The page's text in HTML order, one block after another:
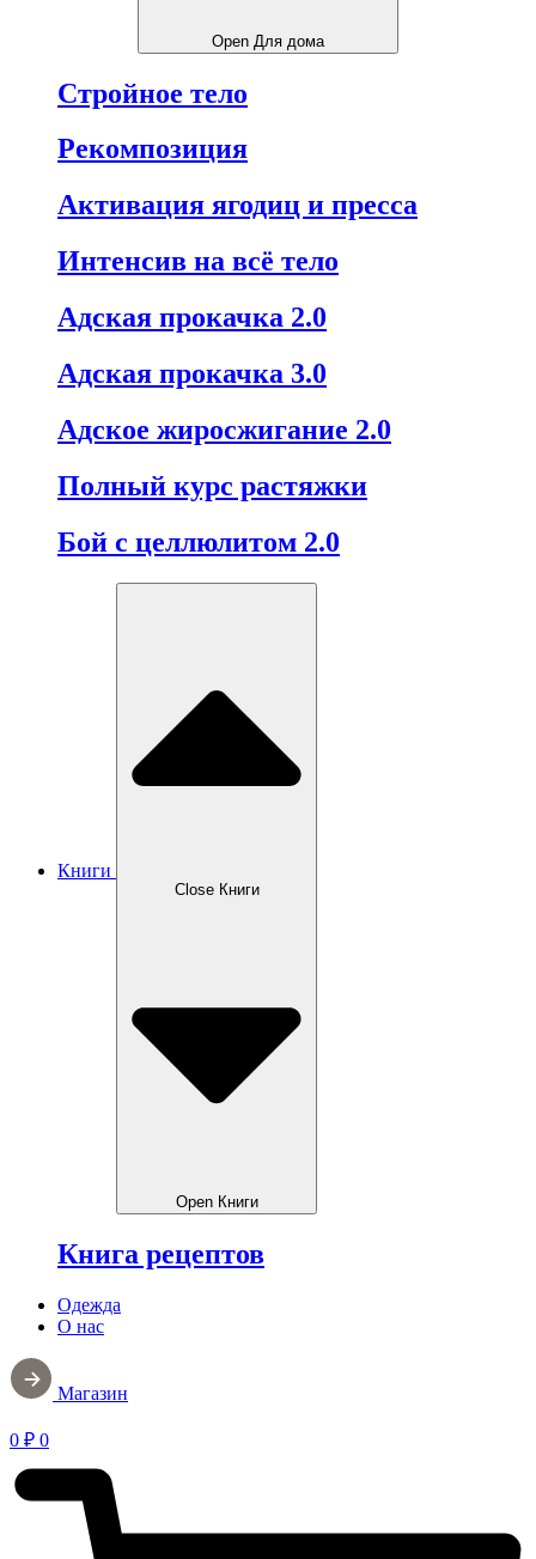
Open Для дома
Стройное тело
Рекомпозиция
Активация ягодиц и пресса
Интенсив на всё тело
Адская прокачка 2.0
Адская прокачка 3.0
Адское жиросжигание 2.0
Полный курс растяжки
Бой с целлюлитом 2.0
Книги
Close Книги
Open Книги
Книга рецептов
Одежда
О нас
Магазин
0 ₽ 0